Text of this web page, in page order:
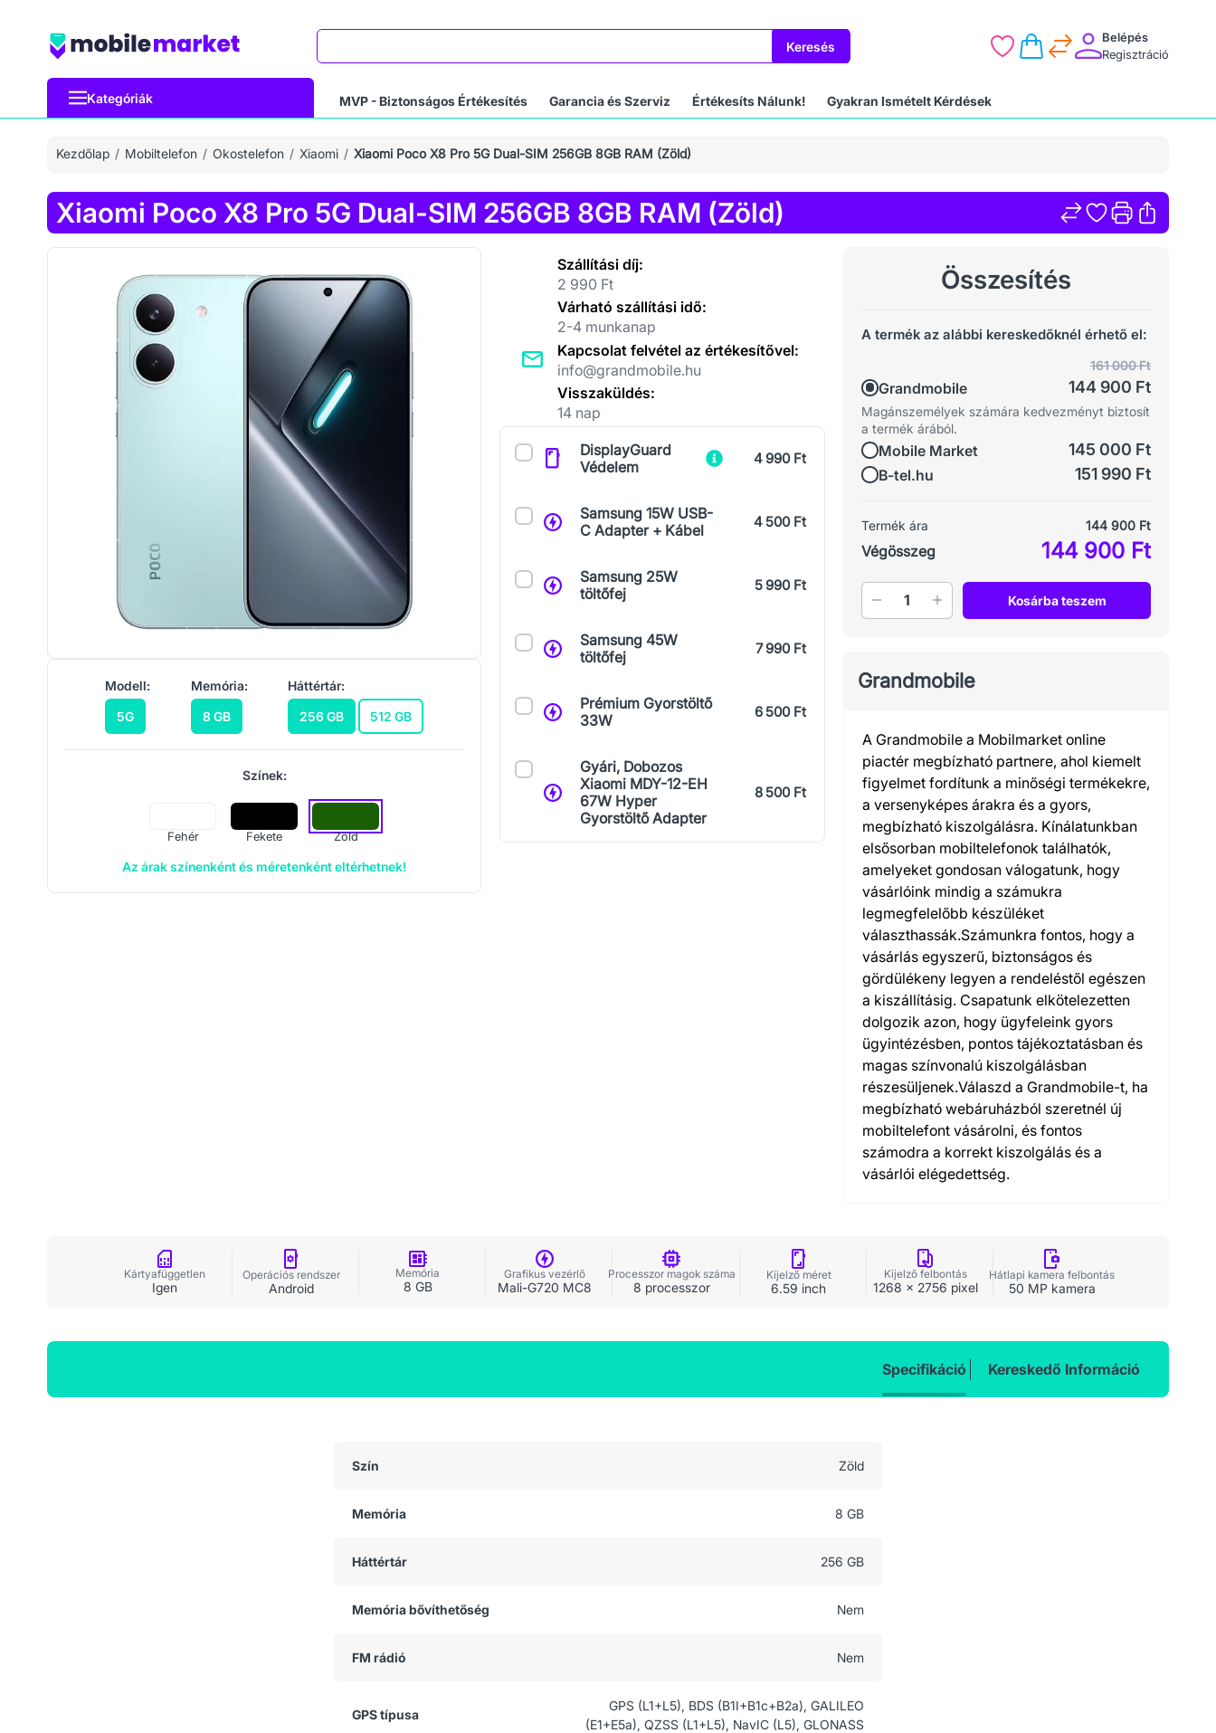
Keresés
Belépés
Regisztráció
Kategóriák MVP - Biztonságos Értékesítés Garancia és Szerviz Értékesíts Nálunk! Gyakran Ismételt Kérdések
Kezdőlap Mobiltelefon Okostelefon Xiaomi Xiaomi Poco X8 Pro 5G Dual-SIM 256GB 8GB RAM (Zöld)
Xiaomi Poco X8 Pro 5G Dual-SIM 256GB 8GB RAM (Zöld)
Modell:
5G
Memória:
8 GB
Háttértár:
256 GB
512 GB
Színek:
Fehér Fekete Zöld
Az árak színenként és méretenként eltérhetnek!
Szállítási díj:
2 990 Ft
Várható szállítási idő:
2-4 munkanap
Kapcsolat felvétel az értékesítővel:
info@grandmobile.hu
Visszaküldés:
14 nap
Kiegészítők
DisplayGuard
Védelem
4 990 Ft
Samsung 15W USB-
C Adapter + Kábel
4 500 Ft
Samsung 25W
töltőfej
5 990 Ft
Samsung 45W
töltőfej
7 990 Ft
Prémium Gyorstöltő
33W
6 500 Ft
Gyári, Dobozos
Xiaomi MDY-12-EH
67W Hyper
Gyorstöltő Adapter
8 500 Ft
Összesítés
A termék az alábbi kereskedőknél érhető el:
Grandmobile
161 000 Ft
144 900 Ft
Magánszemélyek számára kedvezményt biztosít
a termék árából.
Mobile Market 145 000 Ft
B-tel.hu 151 990 Ft
Termék ára 144 900 Ft
Végösszeg 144 900 Ft
Mennyiség Kosárba teszem
Grandmobile
A Grandmobile a Mobilmarket online
piactér megbízható partnere, ahol kiemelt
figyelmet fordítunk a minőségi termékekre,
a versenyképes árakra és a gyors,
megbízható kiszolgálásra. Kínálatunkban
elsősorban mobiltelefonok találhatók,
amelyeket gondosan válogatunk, hogy
vásárlóink mindig a számukra
legmegfelelőbb készüléket
választhassák.Számunkra fontos, hogy a
vásárlás egyszerű, biztonságos és
gördülékeny legyen a rendeléstől egészen
a kiszállításig. Csapatunk elkötelezetten
dolgozik azon, hogy ügyfeleink gyors
ügyintézésben, pontos tájékoztatásban és
magas színvonalú kiszolgálásban
részesüljenek.Válaszd a Grandmobile-t, ha
megbízható webáruházból szeretnél új
mobiltelefont vásárolni, és fontos
számodra a korrekt kiszolgálás és a
vásárlói elégedettség.
Kártyafüggetlen
Igen
Operációs rendszer
Android
Memória
8 GB
Grafikus vezérlő
Mali-G720 MC8
Processzor magok száma
8 processzor
Kijelző méret
6.59 inch
Kijelző felbontás
1268 x 2756 pixel
Hátlapi kamera felbontás
50 MP kamera
Specifikáció Kereskedő Információ
Szín Zöld
Memória 8 GB
Háttértár 256 GB
Memória bővíthetőség Nem
FM rádió Nem
GPS típusa
GPS (L1+L5), BDS (B1I+B1c+B2a), GALILEO
(E1+E5a), QZSS (L1+L5), NavIC (L5), GLONASS